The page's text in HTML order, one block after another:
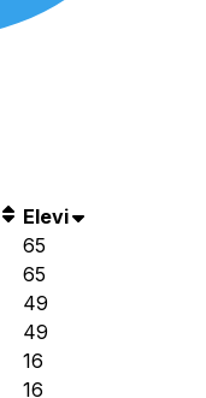
Elevi
65
65
49
49
16
16